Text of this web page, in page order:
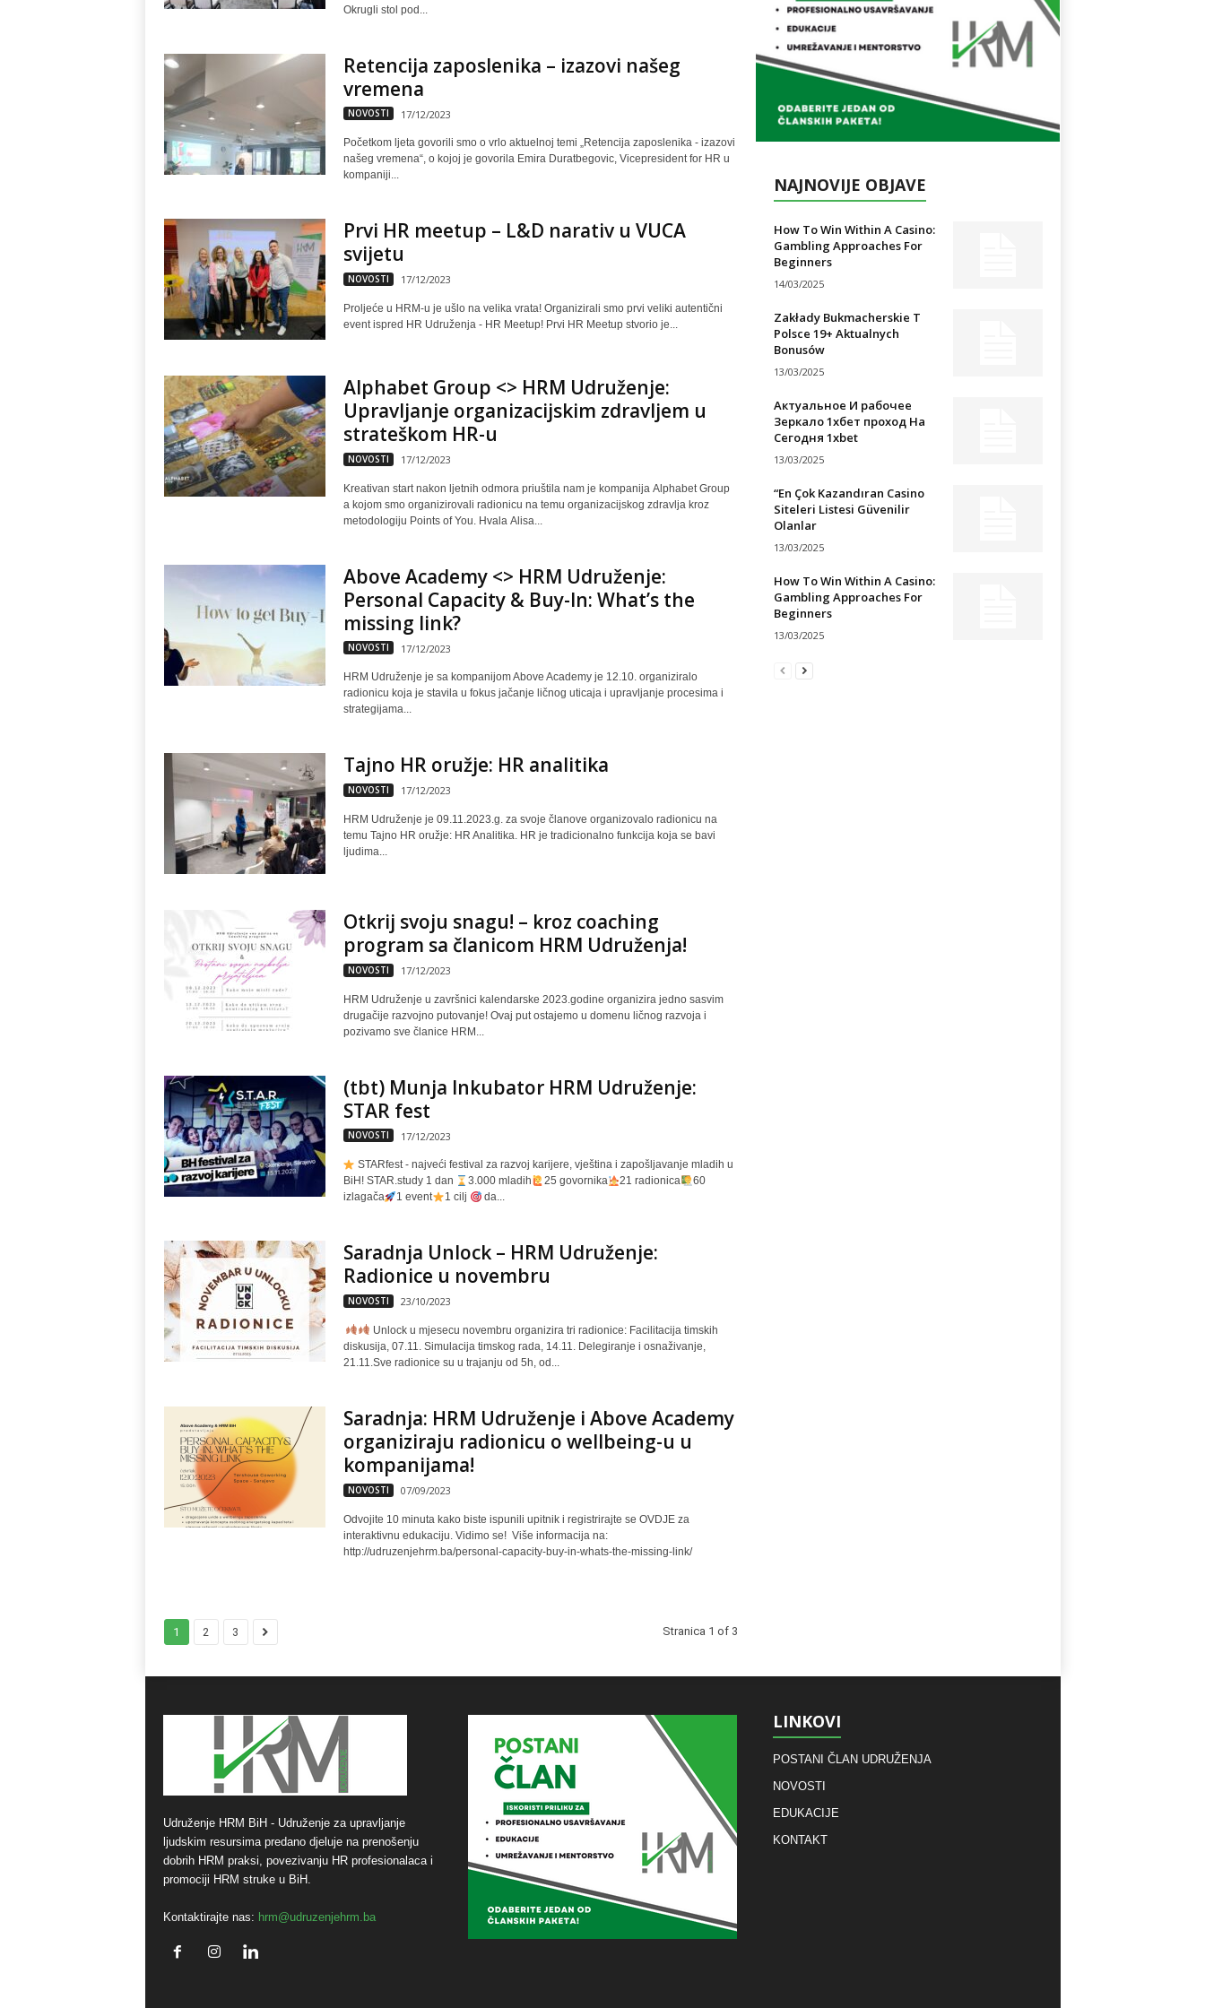
Okrugli stol pod...
Retencija zaposlenika – izazovi našeg
vremena
NOVOSTI 17/12/2023
Početkom ljeta govorili smo o vrlo aktuelnoj temi „Retencija zaposlenika - izazovi
našeg vremena“, o kojoj je govorila Emira Duratbegovic, Vicepresident for HR u
kompaniji...
Prvi HR meetup – L&D narativ u VUCA
svijetu
NOVOSTI 17/12/2023
Proljeće u HRM-u je ušlo na velika vrata! Organizirali smo prvi veliki autentični
event ispred HR Udruženja - HR Meetup! Prvi HR Meetup stvorio je...
Alphabet Group <> HRM Udruženje:
Upravljanje organizacijskim zdravljem u
strateškom HR-u
NOVOSTI 17/12/2023
Kreativan start nakon ljetnih odmora priuštila nam je kompanija Alphabet Group
a kojom smo organizirovali radionicu na temu organizacijskog zdravlja kroz
metodologiju Points of You. Hvala Alisa...
Above Academy <> HRM Udruženje:
Personal Capacity & Buy-In: What’s the
missing link?
NOVOSTI 17/12/2023
HRM Udruženje je sa kompanijom Above Academy je 12.10. organiziralo
radionicu koja je stavila u fokus jačanje ličnog uticaja i upravljanje procesima i
strategijama...
Tajno HR oružje: HR analitika
NOVOSTI 17/12/2023
HRM Udruženje je 09.11.2023.g. za svoje članove organizovalo radionicu na
temu Tajno HR oružje: HR Analitika. HR je tradicionalno funkcija koja se bavi
ljudima...
Otkrij svoju snagu! – kroz coaching
program sa članicom HRM Udruženja!
NOVOSTI 17/12/2023
HRM Udruženje u završnici kalendarske 2023.godine organizira jedno sasvim
drugačije razvojno putovanje! Ovaj put ostajemo u domenu ličnog razvoja i
pozivamo sve članice HRM...
(tbt) Munja Inkubator HRM Udruženje:
STAR fest
NOVOSTI 17/12/2023
STARfest - najveći festival za razvoj karijere, vještina i zapošljavanje mladih u
BiH! STAR.study 1 dan
3.000 mladih 25 govornika 21 radionica
60
izlagača
1 event 1 cilj da...
Saradnja Unlock – HRM Udruženje:
Radionice u novembru
NOVOSTI 23/10/2023
Unlock u mjesecu novembru organizira tri radionice: Facilitacija timskih
diskusija, 07.11. Simulacija timskog rada, 14.11. Delegiranje i osnaživanje,
21.11.Sve radionice su u trajanju od 5h, od...
Saradnja: HRM Udruženje i Above Academy
organiziraju radionicu o wellbeing-u u
kompanijama!
NOVOSTI 07/09/2023
Odvojite 10 minuta kako biste ispunili upitnik i registrirajte se OVDJE za
interaktivnu edukaciju. Vidimo se! Više informacija na:
http://udruzenjehrm.ba/personal-capacity-buy-in-whats-the-missing-link/
1 2 3 Stranica 1 of 3
NAJNOVIJE OBJAVE
How To Win Within A Casino:
Gambling Approaches For
Beginners
14/03/2025
Zakłady Bukmacherskie T
Polsce 19+ Aktualnych
Bonusów
13/03/2025
Актуальное И рабочее
Зеркало 1хбет проход На
Сегодня 1xbet
13/03/2025
“En Çok Kazandıran Casino
Siteleri Listesi Güvenilir
Olanlar
13/03/2025
How To Win Within A Casino:
Gambling Approaches For
Beginners
13/03/2025
Udruženje HRM BiH - Udruženje za upravljanje
ljudskim resursima predano djeluje na prenošenju
dobrih HRM praksi, povezivanju HR profesionalaca i
promociji HRM struke u BiH.
Kontaktirajte nas: hrm@udruzenjehrm.ba
LINKOVI
POSTANI ČLAN UDRUŽENJA
NOVOSTI
EDUKACIJE
KONTAKT